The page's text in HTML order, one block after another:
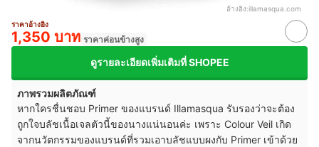
อ้างอิง:illamasqua.com
ราคาอ้างอิง
1,350 บาท ราคาค่อนข้างสูง
ดูรายละเอียดเพิ่มเติมที่ SHOPEE
ภาพรวมผลิตภัณฑ์
หากใครชื่นชอบ Primer ของแบรนด์ Illamasqua รับรองว่าจะต้อง
ถูกใจบลัชเนื้อเจลตัวนี้ของนางแน่นอนค่ะ เพราะ Colour Veil เกิด
จากนวัตกรรมของแบรนด์ที่รวมเอาบลัชแบบผงกับ Primer เข้าด้วย